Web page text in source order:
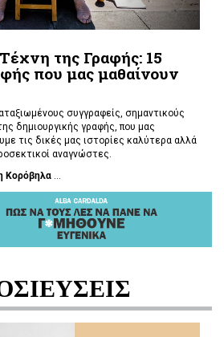
της Γραφής: 15
που μας μαθαίνουν
συγγραφείς, σημαντικούς
δημιουργικής γραφής, που μας
τις δικές μας ιστορίες καλύτερα αλλά
αναγνώστες.
Κορόβηλα ...